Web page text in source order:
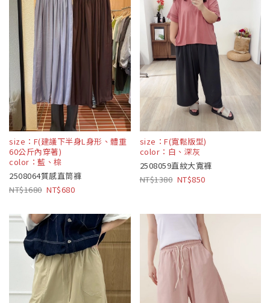
size：F(建議下半身L身形、體重
60公斤內穿著)
color：藍、棕
2508064質感直筒褲
1680
680
size：F(寬鬆版型)
color：白、深灰
2508059直紋大寬褲
1380
850